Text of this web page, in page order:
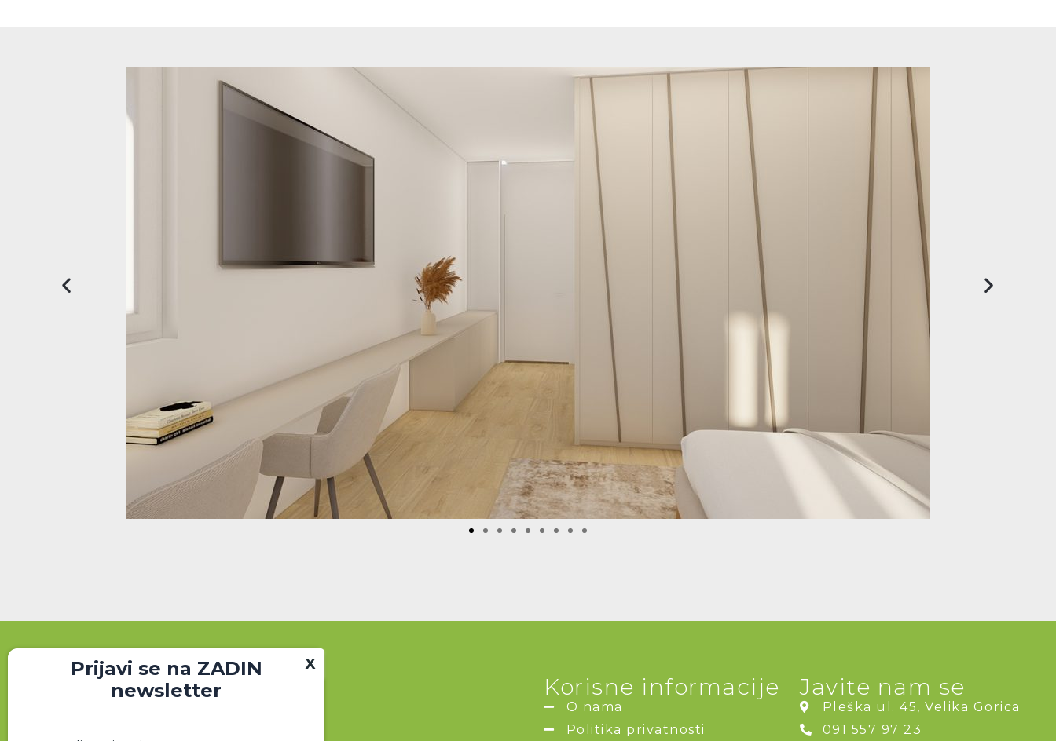
Korisne informacije
O nama
Politika privatnosti
Javite nam se
Pleška ul. 45, Velika Gorica
091 557 97 23
Prijavi se na ZADIN
newsletter